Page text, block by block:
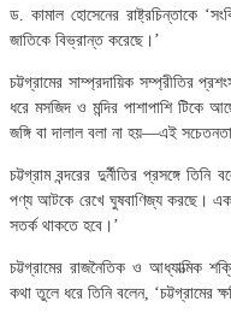
ড. কামাল হোসেনের রাষ্ট্রচিন্তাকে
জাতিকে বিভ্রান্ত করেছে।’
চট্টগ্রামের সাম্প্রদায়িক সম্প্রীতির
ধরে মসজিদ ও মন্দির পাশাপাশি টিকে
জঙ্গি বা দালাল বলা না হয়—এই
চট্টগ্রাম বন্দরের দুর্নীতির প্রসঙ্গে
পণ্য আটকে রেখে ঘুষবাণিজ্য করছে।
সতর্ক থাকতে হবে।’
চট্টগ্রামের রাজনৈতিক ও আধ্যাত্মিক
কথা তুলে ধরে তিনি বলেন, ‘চট্টগ্রামের